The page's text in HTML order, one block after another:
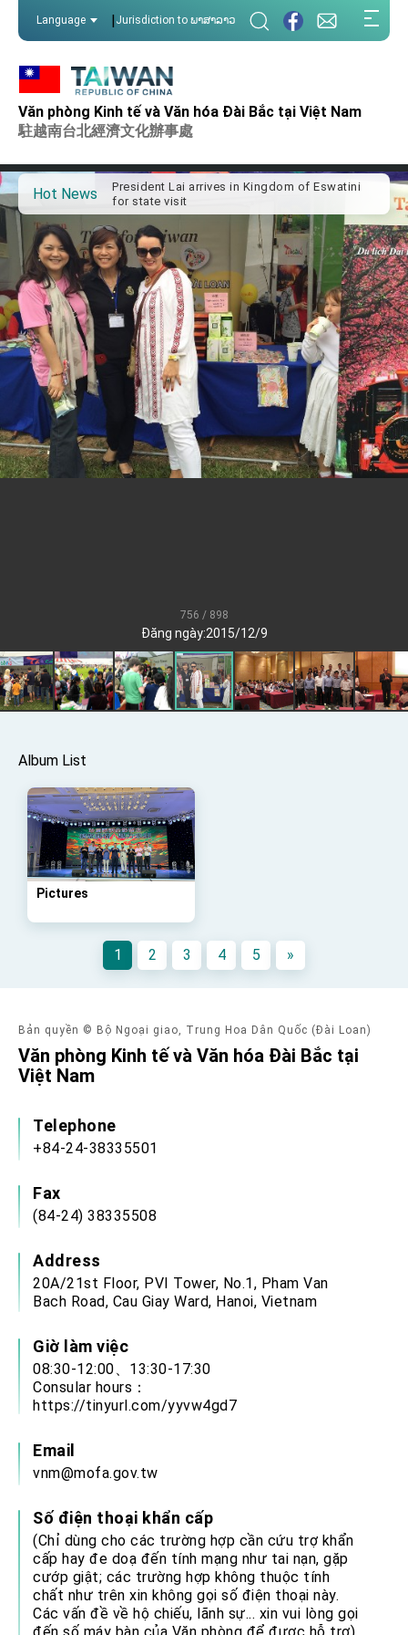
Language | Jurisdiction to ພາສາລາວ
Văn phòng Kinh tế và Văn hóa Đài Bắc tại Việt Nam
駐越南台北經濟文化辦事處
Hot News
Important Remarks of the Ministry of Foreign
Affairs
advancing Taiwan-US exchanges and
cooperation
President Lai arrives in Kingdom of Eswatini
for state visit
VP Hsiao addresses 41st Space Symposium
Taiwan’s economic growth is a priority for
President Lai
President Lai’s remarks for Lunar New Year
President Lai interviewed by AFP
President Lai holds press conference on
Taiwan- US Economic Prosperity Partnership
Dialogue
FM Lin attends Taiwan Panorama exhibit at
TIBE
President Lai meets US delegation led by
Senator Ruben Gallego
MOFA, MODA team up to promote integrated
President Lai delivers 2026 New Year’s
Address
Presidential Office thanks US President
Trump for signing Taiwan Assurance
Implementation Act
President Lai delivers 2025 National Day
Address
Important Remarks of the Ministry of Foreign
Affairs
Taiwan government to open office in Arizona,
advancing Taiwan-US exchanges and
cooperation
756 / 898
Đăng ngày:2015/12/9
Album List
Pictures
1 2 3 4 5 »
Bản quyền © Bộ Ngoại giao, Trung Hoa Dân Quốc (Đài Loan)
Văn phòng Kinh tế và Văn hóa Đài Bắc tại
Việt Nam
Telephone
+84-24-38335501
Fax
(84-24) 38335508
Address
20A/21st Floor, PVI Tower, No.1, Pham Van
Bach Road, Cau Giay Ward, Hanoi, Vietnam
Giờ làm việc
08:30-12:00、13:30-17:30
Consular hours：
https://tinyurl.com/yyvw4gd7
Email
vnm@mofa.gov.tw
Số điện thoại khẩn cấp
(Chỉ dùng cho các trường hợp cần cứu trợ khẩn
cấp hay đe doạ đến tính mạng như tai nạn, gặp
cướp giật; các trường hợp không thuộc tính
chất như trên xin không gọi số điện thoại này.
Các vấn đề về hộ chiếu, lãnh sự... xin vui lòng gọi